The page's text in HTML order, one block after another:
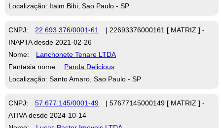
Localização: Itaim Bibi, Sao Paulo - SP
CNPJ: 22.693.376/0001-61
| 22693376000161 [ MATRIZ ] -
INAPTA desde 2021-02-26
Nome:
Lanchonete Tenare LTDA
Fantasia nome:
Panda Delicious
Localização: Santo Amaro, Sao Paulo - SP
CNPJ: 57.677.145/0001-49
| 57677145000149 [ MATRIZ ] -
ATIVA desde 2024-10-14